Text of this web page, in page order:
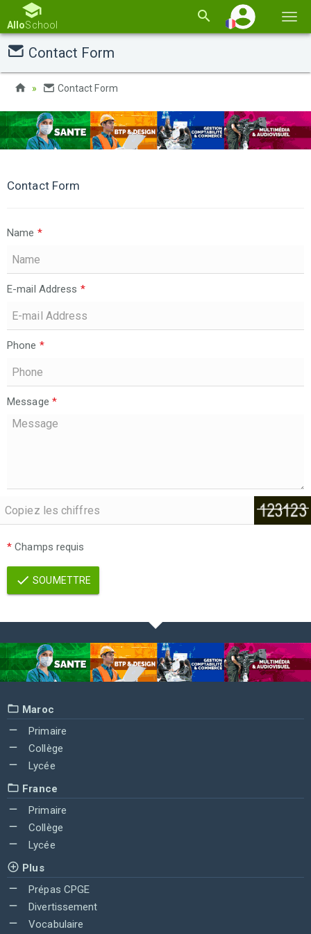
la
AlloSchool
Contact Form
Contact Form
Contact Form
Name *
E-mail Address *
Phone *
Message *
* Champs requis
SOUMETTRE
Maroc
Primaire
Collège
Lycée
France
Primaire
Collège
Lycée
Plus
Prépas CPGE
Divertissement
Vocabulaire